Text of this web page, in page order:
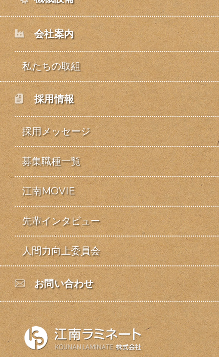
会社案内
私たちの取組
採用情報
採用メッセージ
募集職種一覧
江南MOVIE
先輩インタビュー
人間力向上委員会
お問い合わせ